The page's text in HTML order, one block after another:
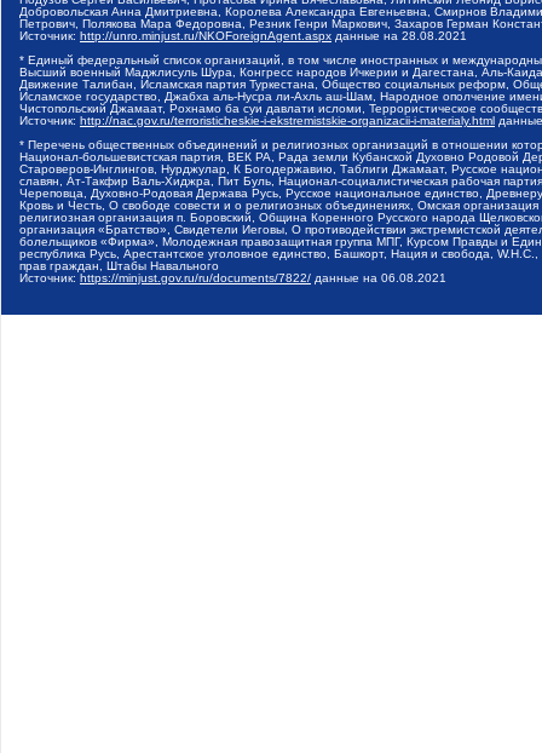
Добровольская Анна Дмитриевна, Королева Александра Евгеньевна, Смирнов
Петрович, Полякова Мара Федоровна, Резник Генри Маркович, Захаров Герман
Источник: http://unro.minjust.ru/NKOForeignAgent.aspx данные на 28.08.2021
* Единый федеральный список организаций, в том числе иностранных и
Высший военный Маджлисуль Шура, Конгресс народов Ичкерии и Дагестана, Аль-
Движение Талибан, Исламская партия Туркестана, Общество социальных реформ,
Исламское государство, Джабха аль-Нусра ли-Ахль аш-Шам, Народное ополчение
Чистопольский Джамаат, Рохнамо ба суи давлати исломи, Террористическое
Источник: http://nac.gov.ru/terroristicheskie-i-ekstremistskie-organizacii-i-materialy.html
* Перечень общественных объединений и религиозных организаций в отношении
Национал-большевистская партия, ВЕК РА, Рада земли Кубанской Духовно Родовой
Староверов-Инглингов, Нурджулар, К Богодержавию, Таблиги Джамаат, Русское
славян, Ат-Такфир Валь-Хиджра, Пит Буль, Национал-социалистическая рабочая
Череповца, Духовно-Родовая Держава Русь, Русское национальное единство,
Кровь и Честь, О свободе совести и о религиозных объединениях, Омская
религиозная организация п. Боровский, Община Коренного Русского народа
организация «Братство», Свидетели Иеговы, О противодействии экстремистской
болельщиков «Фирма», Молодежная правозащитная группа МПГ, Курсом Правды и
республика Русь, Арестантское уголовное единство, Башкорт, Нация и свобода,
прав граждан, Штабы Навального
Источник: https://minjust.gov.ru/ru/documents/7822/ данные на 06.08.2021